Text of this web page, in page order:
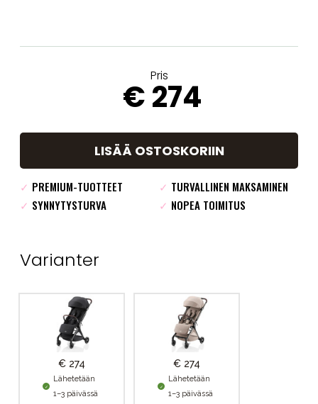
Pris
€ 274
LISÄÄ OSTOSKORIIN
✓ PREMIUM-TUOTTEET ✓ TURVALLINEN MAKSAMINEN
✓ SYNNYTYSTURVA ✓ NOPEA TOIMITUS
Varianter
€ 274
Lähetetään
1–3 päivässä
€ 274
Lähetetään
1–3 päivässä